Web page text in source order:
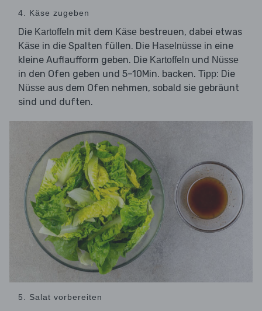
4. Käse zugeben
Die Kartoffeln mit dem Käse bestreuen, dabei etwas
Käse in die Spalten füllen. Die Haselnüsse in eine
kleine Auflaufform geben. Die Kartoffeln und Nüsse
in den Ofen geben und 5–10Min. backen. Tipp: Die
Nüsse aus dem Ofen nehmen, sobald sie gebräunt
sind und duften.
5. Salat vorbereiten